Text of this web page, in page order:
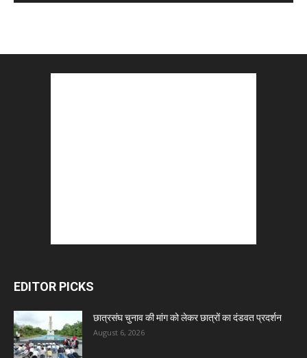
EDITOR PICKS
छात्रसंघ चुनाव की मांग को लेकर छात्रों का दंडवत प्रदर्शन
August 6, 2026